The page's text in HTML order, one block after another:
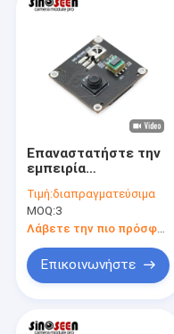
Επαναστατήστε την
εμπειρία
βίντεο ανάλυσης
640x480 με τη
μονάδα κάμερας USB
Sinoseen BF20A6 με
αισθητήρα CMOS
1/10 ιντσών
Τιμή:διαπραγματεύσιμα
MOQ:3
Λάβετε την πιο πρόσφατη τιμή
Επικοινωνήστε